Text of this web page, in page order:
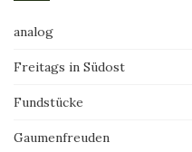
analog
Freitags in Südost
Fundstücke
Gaumenfreuden